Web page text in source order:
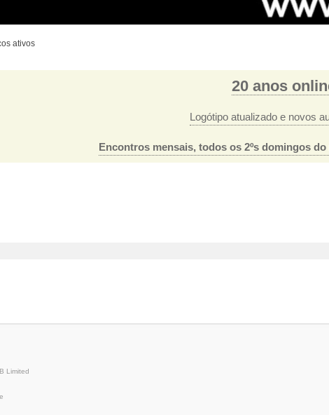
ativos
20 anos
Logótipo atualizado e novos
Encontros mensais, todos os 2ºs domingos
Limited